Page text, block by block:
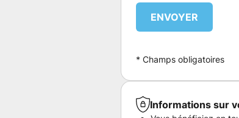
ENVOYER
* Champs obligatoires
Informations sur